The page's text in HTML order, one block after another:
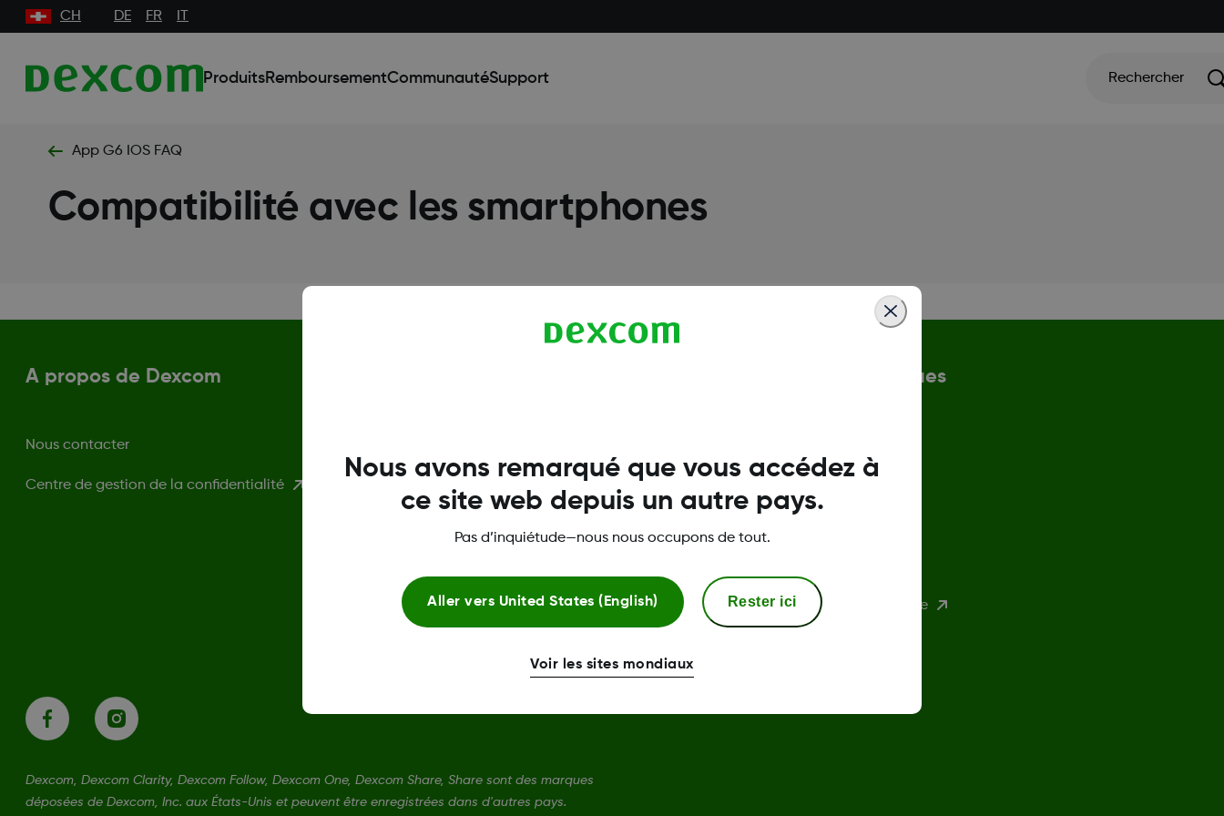
CH DE FR
ProduitsRemboursementCommunautéSupport Rechercher
App G6 IOS FAQ
Compatibilité avec les smartphones
A propos de Dexcom
Nous contacter
Centre de gestion de la confidentialité
Conditions d'utilisation et politiques
Informations sur la sécurité
Conformité réglementaire et environnementale
Dexcom, Dexcom Clarity, Dexcom Follow, Dexcom One, Dexcom Share, Share sont des marques
déposées de Dexcom, Inc. aux États-Unis et peuvent être enregistrées dans d'autres pays.
Nous avons remarqué que vous accédez à
ce site web depuis un autre pays.
Pas d’inquiétude—nous nous occupons de tout.
Aller vers United States (English) Rester ici
Voir les sites mondiaux